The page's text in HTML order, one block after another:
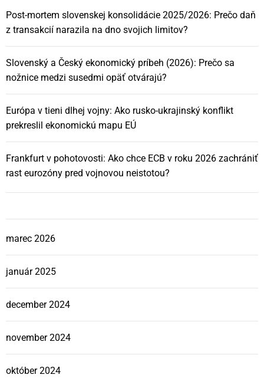
Post-mortem slovenskej konsolidácie 2025/2026: Prečo daň
z transakcií narazila na dno svojich limitov?
Slovenský a Český ekonomický príbeh (2026): Prečo sa
nožnice medzi susedmi opäť otvárajú?
Európa v tieni dlhej vojny: Ako rusko-ukrajinský konflikt
prekreslil ekonomickú mapu EÚ
Frankfurt v pohotovosti: Ako chce ECB v roku 2026 zachrániť
rast eurozóny pred vojnovou neistotou?
marec 2026
január 2025
december 2024
november 2024
október 2024